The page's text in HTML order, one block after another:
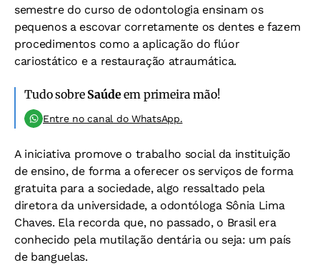
semestre do curso de odontologia ensinam os
pequenos a escovar corretamente os dentes e fazem
procedimentos como a aplicação do flúor
cariostático e a restauração atraumática.
Tudo sobre Saúdeem primeira mão!
Entre no canal do WhatsApp.
A iniciativa promove o trabalho social da instituição
de ensino, de forma a oferecer os serviços de forma
gratuita para a sociedade, algo ressaltado pela
diretora da universidade, a odontóloga Sônia Lima
Chaves. Ela recorda que, no passado, o Brasil era
conhecido pela mutilação dentária ou seja: um país
de banguelas.